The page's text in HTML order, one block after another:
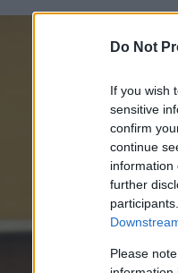
Do Not
If you wish
sensitive
confirm
continue
information
further
Please